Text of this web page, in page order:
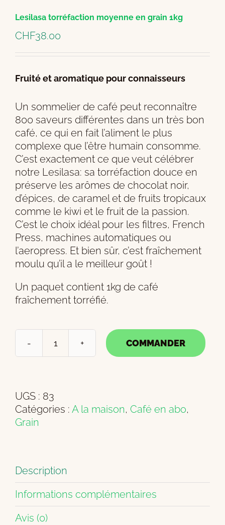
Lesilasa torréfaction moyenne en grain 1kg
CHF38.00
Fruité et aromatique pour connaisseurs
Un sommelier de café peut reconnaître
800 saveurs différentes dans un très bon
café, ce qui en fait l’aliment le plus
complexe que l’être humain consomme.
C’est exactement ce que veut célébrer
notre Lesilasa: sa torréfaction douce en
préserve les arômes de chocolat noir,
d’épices, de caramel et de fruits tropicaux
comme le kiwi et le fruit de la passion.
C’est le choix idéal pour les filtres, French
Press, machines automatiques ou
l’aeropress. Et bien sûr, c’est fraîchement
moulu qu’il a le meilleur goût !
Un paquet contient 1kg de café
fraîchement torréfié.
quantité
en
COMMANDER
UGS : 83
Catégories : A la maison, Café en abo,
Grain
Description
Informations complémentaires
Avis (0)